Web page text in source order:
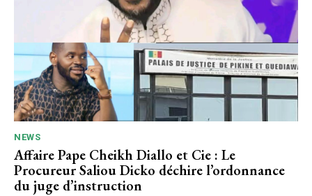
NEWS
Affaire Pape Cheikh Diallo et Cie : Le
Procureur Saliou Dicko déchire l’ordonnance
du juge d’instruction